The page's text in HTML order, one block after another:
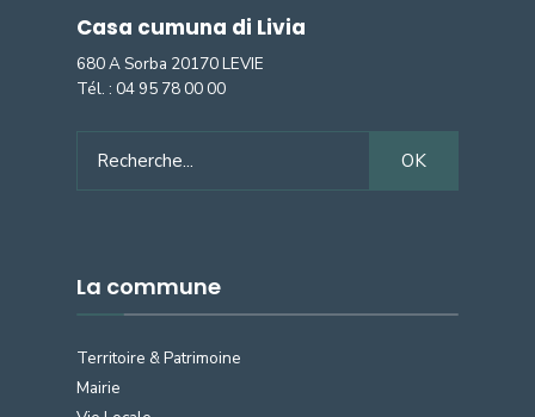
Casa cumuna di Livia
680 A Sorba 20170 LEVIE
Tél. : 04 95 78 00 00
for:
OK
La commune
Territoire & Patrimoine
Mairie